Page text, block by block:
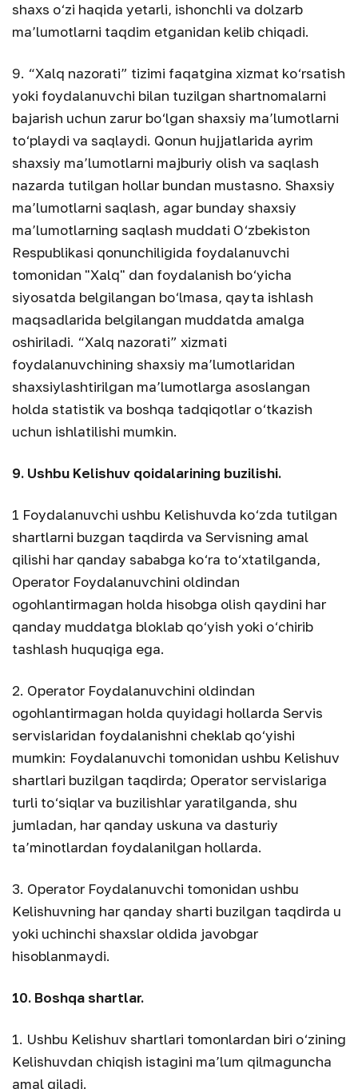
shaxs o‘zi haqida yetarli, ishonchli va dolzarb
ma’lumotlarni taqdim etganidan kelib chiqadi.
9. “Xalq nazorati” tizimi faqatgina xizmat ko‘rsatish
yoki foydalanuvchi bilan tuzilgan shartnomalarni
bajarish uchun zarur bo‘lgan shaxsiy ma’lumotlarni
to‘playdi va saqlaydi. Qonun hujjatlarida ayrim
shaxsiy ma’lumotlarni majburiy olish va saqlash
nazarda tutilgan hollar bundan mustasno. Shaxsiy
ma’lumotlarni saqlash, agar bunday shaxsiy
ma’lumotlarning saqlash muddati O‘zbekiston
Respublikasi qonunchiligida foydalanuvchi
tomonidan "Xalq" dan foydalanish bo‘yicha
siyosatda belgilangan bo‘lmasa, qayta ishlash
maqsadlarida belgilangan muddatda amalga
oshiriladi. “Xalq nazorati” xizmati
foydalanuvchining shaxsiy ma’lumotlaridan
shaxsiylashtirilgan ma’lumotlarga asoslangan
holda statistik va boshqa tadqiqotlar o‘tkazish
uchun ishlatilishi mumkin.
9. Ushbu Kelishuv qoidalarining buzilishi.
1 Foydalanuvchi ushbu Kelishuvda ko‘zda tutilgan
shartlarni buzgan taqdirda va Servisning amal
qilishi har qanday sababga ko‘ra to‘xtatilganda,
Operator Foydalanuvchini oldindan
ogohlantirmagan holda hisobga olish qaydini har
qanday muddatga bloklab qo‘yish yoki o‘chirib
tashlash huquqiga ega.
2. Operator Foydalanuvchini oldindan
ogohlantirmagan holda quyidagi hollarda Servis
servislaridan foydalanishni cheklab qo‘yishi
mumkin: Foydalanuvchi tomonidan ushbu Kelishuv
shartlari buzilgan taqdirda; Operator servislariga
turli to‘siqlar va buzilishlar yaratilganda, shu
jumladan, har qanday uskuna va dasturiy
ta’minotlardan foydalanilgan hollarda.
3. Operator Foydalanuvchi tomonidan ushbu
Kelishuvning har qanday sharti buzilgan taqdirda u
yoki uchinchi shaxslar oldida javobgar
hisoblanmaydi.
10. Boshqa shartlar.
1. Ushbu Kelishuv shartlari tomonlardan biri o‘zining
Kelishuvdan chiqish istagini ma’lum qilmaguncha
amal qiladi.